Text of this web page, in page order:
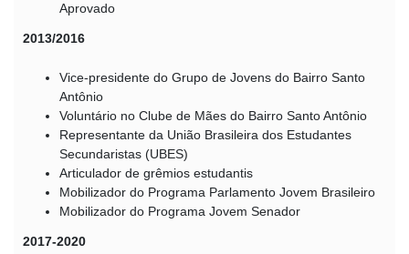
Aprovado
2013/2016
Vice-presidente do Grupo de Jovens do Bairro Santo
Antônio
Voluntário no Clube de Mães do Bairro Santo Antônio
Representante da União Brasileira dos Estudantes
Secundaristas (UBES)
Articulador de grêmios estudantis
Mobilizador do Programa Parlamento Jovem Brasileiro
Mobilizador do Programa Jovem Senador
2017-2020